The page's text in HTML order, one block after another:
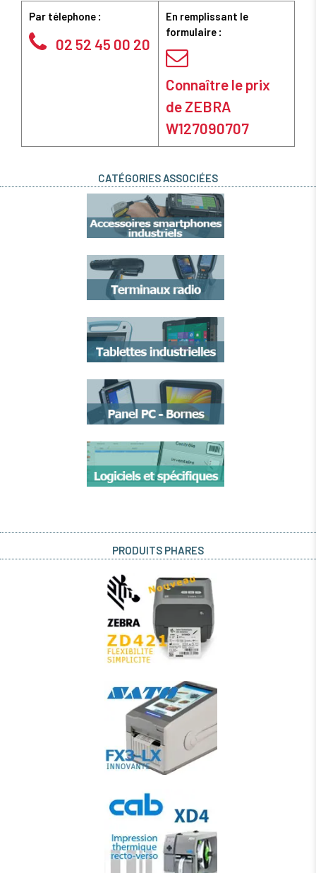
Par télephone :
02 52 45 00 20
En remplissant le
formulaire :
Connaître le prix
de ZEBRA
W127090707
CATÉGORIES ASSOCIÉES
PRODUITS PHARES